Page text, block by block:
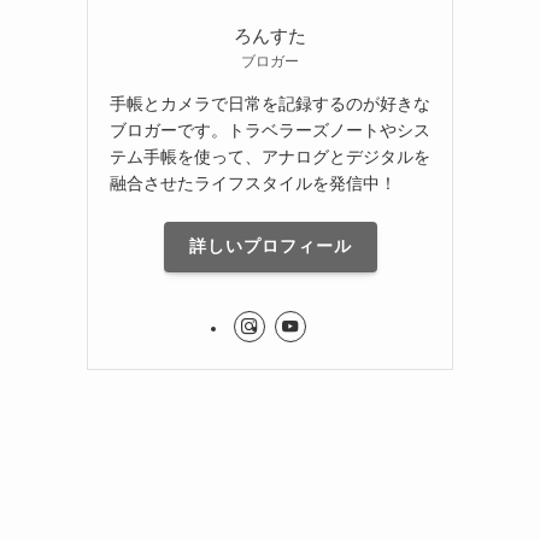
ろんすた
ブロガー
手帳とカメラで日常を記録するのが好きな
ブロガーです。トラベラーズノートやシス
テム手帳を使って、アナログとデジタルを
融合させたライフスタイルを発信中！
詳しいプロフィール